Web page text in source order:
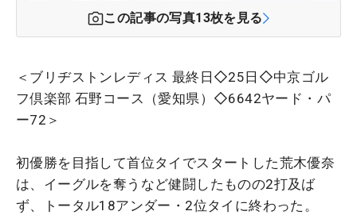
この記事の写真13枚を見る
＜ブリヂストンレディス 最終日◇25日◇中京ゴル
フ倶楽部 石野コース（愛知県）◇6642ヤード・パ
ー72＞
初優勝を目指して首位タイでスタートした荒木優奈
は、イーグルを奪うなど健闘したものの2打及ば
ず、トータル18アンダー・2位タイに終わった。